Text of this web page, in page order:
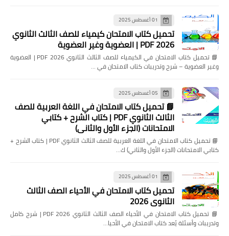
01 أغسطس 2025
تحميل كتاب الامتحان كيمياء للصف الثالث الثانوي
2026 PDF | العضوية وغير العضوية
📘 تحميل كتاب الامتحان في الكيمياء للصف الثالث الثانوي 2026 PDF | العضوية
وغير العضوية – شرح وتدريبات كتاب الامتحان في …
05 أغسطس 2025
📘 تحميل كتاب الامتحان في اللغة العربية للصف
الثالث الثانوي PDF | كتاب الشرح + كتابي
الامتحانات (الجزء الأول والثاني)
📘 تحميل كتاب الامتحان في اللغة العربية للصف الثالث الثانوي PDF | كتاب الشرح +
كتابي الامتحانات (الجزء الأول والثاني) ك…
01 أغسطس 2025
تحميل كتاب الامتحان في الأحياء الصف الثالث
الثانوي 2026
📘 تحميل كتاب الامتحان في الأحياء الصف الثالث الثانوي 2026 PDF | شرح كامل
وتدريبات وأسئلة يُعد كتاب الامتحان في الأحيا…